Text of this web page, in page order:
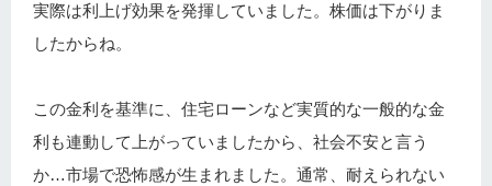
実際は利上げ効果を発揮していました。株価は下がりま
したからね。
この金利を基準に、住宅ローンなど実質的な一般的な金
利も連動して上がっていましたから、社会不安と言う
か…市場で恐怖感が生まれました。通常、耐えられない